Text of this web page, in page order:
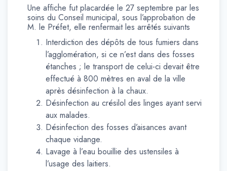
Une affiche fut placardée le 27 septembre par les
soins du Conseil municipal, sous l’approbation de
M. le Préfet, elle renfermait les arrêtés suivants
Interdiction des dépôts de tous fumiers dans
l’agglomération, si ce n’est dans des fosses
étanches ; le transport de celui-ci devait être
effectué à 800 mètres en aval de la ville
après désinfection à la chaux.
Désinfection au crésilol des linges ayant servi
aux malades.
Désinfection des fosses d’aisances avant
chaque vidange.
Lavage à l’eau bouillie des ustensiles à
l’usage des laitiers.